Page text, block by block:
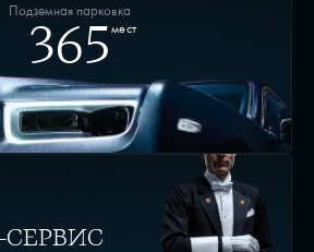
Подземная парковка
365мест